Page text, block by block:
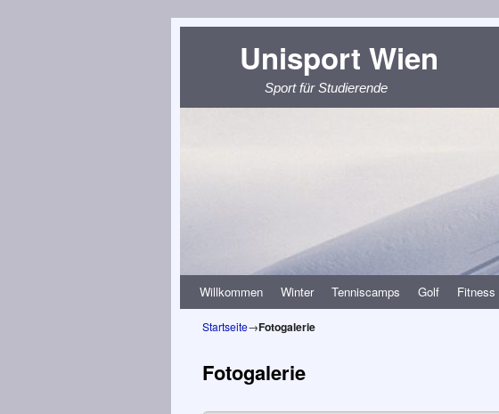
Unisport Wien
Sport für Studierende
Willkommen Winter Tenniscamps Golf Fitness
Startseite→Fotogalerie
Fotogalerie